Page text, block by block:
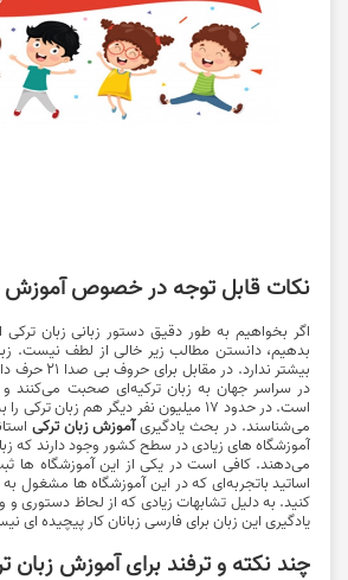
نکات قابل توجه در خصوص آموزش
اگر بخواهیم به طور دقیق دستور زبانی زبان ترکی
در سراسر جهان به زبان ترکیه‌ای صحبت می‌کنند و
است. در حدود 17 میلیون نفر دیگر هم زبان
می‌شناسند. در بحث یادگیریآموزش زبان ترکی
آموزشگاه های زیادی در سطح کشور وجود دارند که
می‌دهند. کافی است در یکی از این آموزشگاه ها
اساتید باتجربه‌ای که در این آموزشگاه ها مشغول
کنید. به دلیل تشابهات زیادی که از لحاظ دستوری و
یادگیری این زبان برای فارسی زبانان کار پیچیده ای
چند نکته و ترفند برای آموزش زبان